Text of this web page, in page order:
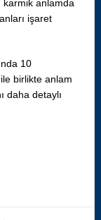
anlamda
işaret
10
birlikte anlam
daha detaylı